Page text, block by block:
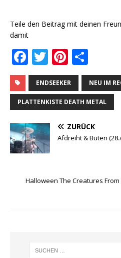
Teile den Beitrag mit deinen
damit
F
a
c
e
b
o
o
T
w
it
te
r
Pi
n
te
r
e
st
ei
le
n
ENDSEEKER NEU IM
PLATTENKISTE DEATH METAL
ZURÜCK
Afdreiht & Buten
Halloween The Creatures